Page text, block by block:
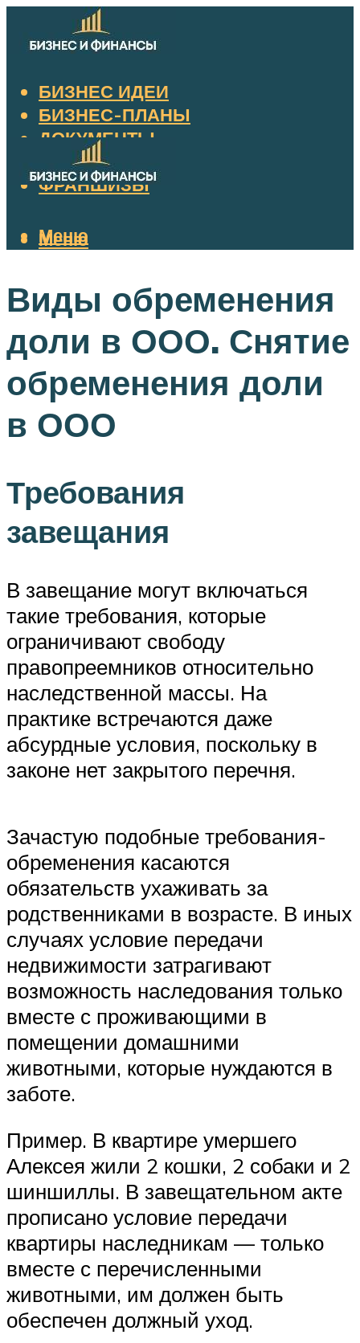
БИЗНЕС ИДЕИ
БИЗНЕС-ПЛАНЫ
ДОКУМЕНТЫ
НАЛОГИ
ФРАНШИЗЫ
Меню
Меню
Виды обременения
доли в ООО. Снятие
обременения доли
в ООО
Требования
завещания
В завещание могут включаться
такие требования, которые
ограничивают свободу
правопреемников относительно
наследственной массы. На
практике встречаются даже
абсурдные условия, поскольку в
законе нет закрытого перечня.
Зачастую подобные требования-
обременения касаются
обязательств ухаживать за
родственниками в возрасте. В иных
случаях условие передачи
недвижимости затрагивают
возможность наследования только
вместе с проживающими в
помещении домашними
животными, которые нуждаются в
заботе.
Пример. В квартире умершего
Алексея жили 2 кошки, 2 собаки и 2
шиншиллы. В завещательном акте
прописано условие передачи
квартиры наследникам — только
вместе с перечисленными
животными, им должен быть
обеспечен должный уход.